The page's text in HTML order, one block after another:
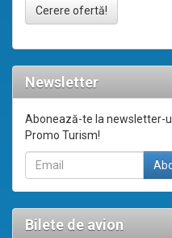
Cerere ofertă!
Newsletter
Abonează-te la newsletter-ul
Promo Turism!
Bilete de avion